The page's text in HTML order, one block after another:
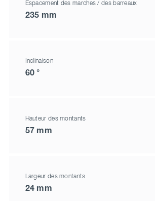
Espacement des marches / des barreaux
235 mm
Inclinaison
60 °
Hauteur des montants
57 mm
Largeur des montants
24 mm